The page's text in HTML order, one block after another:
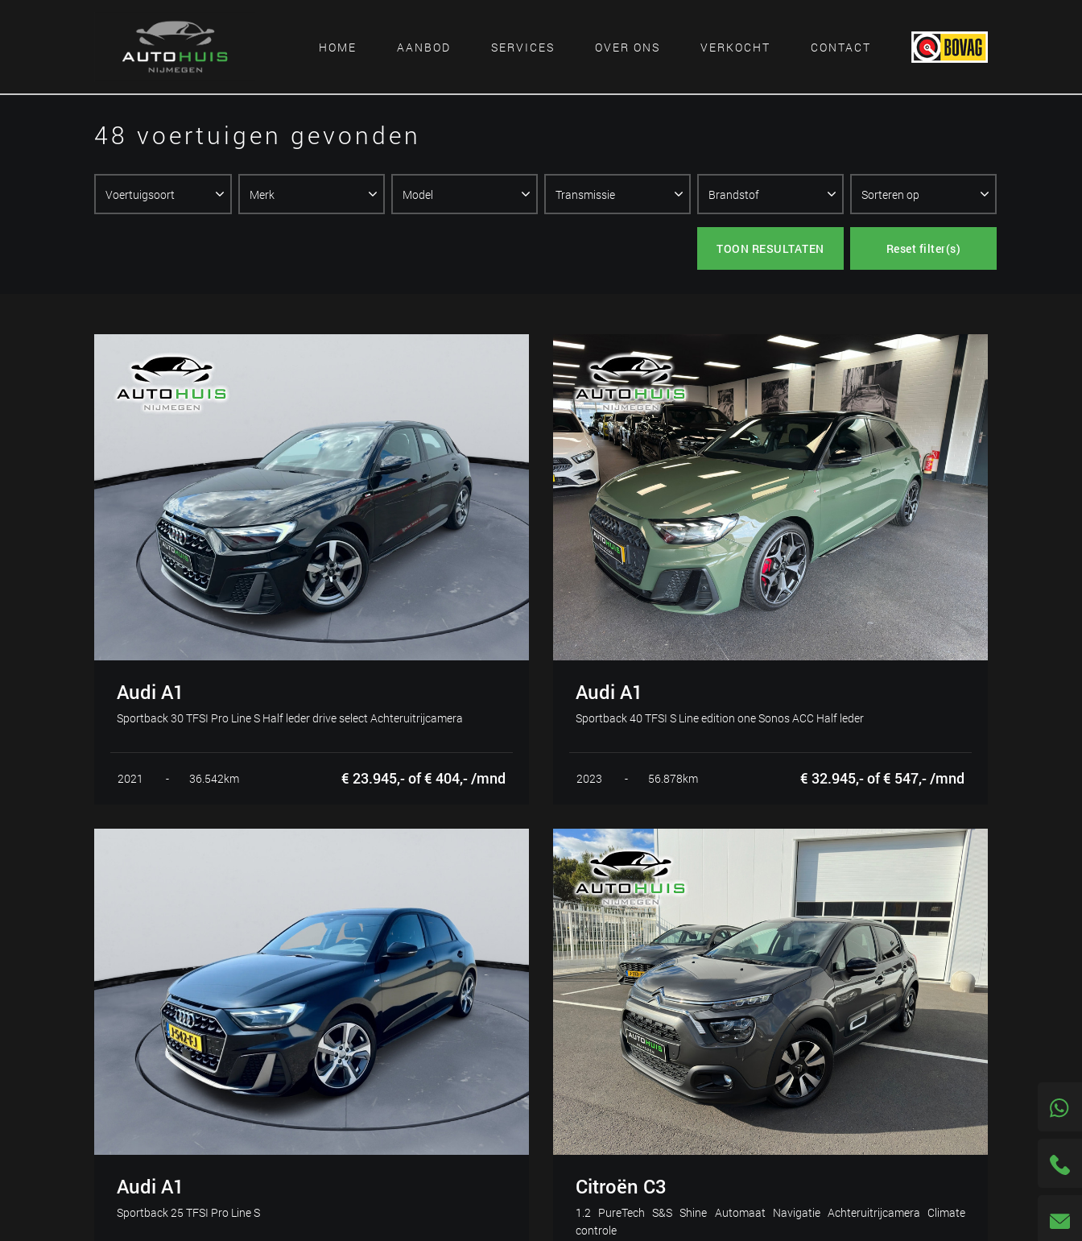
HOME AANBOD SERVICES OVER ONS VERKOCHT CONTACT
48 voertuigen gevonden
TOON RESULTATEN Reset filter(s)
Audi A1
Sportback 30 TFSI Pro Line S Half leder drive select Achteruitrijcamera
2021 - 36.542km € 23.945,- of € 404,- /mnd
Audi A1
Sportback 40 TFSI S Line edition one Sonos ACC Half leder
2023 - 56.878km € 32.945,- of € 547,- /mnd
Audi A1
Sportback 25 TFSI Pro Line S
Citroën C3
1.2 PureTech S&S Shine Automaat Navigatie Achteruitrijcamera Climate
controle